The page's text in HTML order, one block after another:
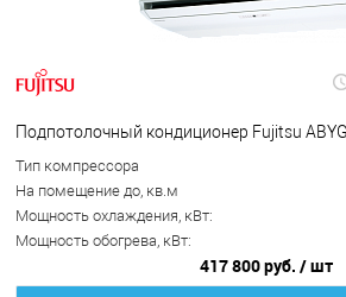
Подпотолочный кондиционер Fujitsu
Тип компрессора
На помещение до, кв.м
Мощность охлаждения, кВт:
Мощность обогрева, кВт:
417 800 руб. / шт